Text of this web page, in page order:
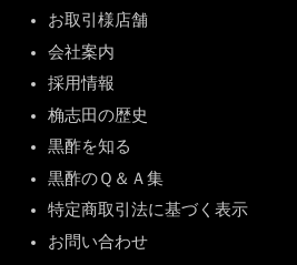
お取引様店舗
会社案内
採用情報
桷志田の歴史
黒酢を知る
黒酢のＱ＆Ａ集
特定商取引法に基づく表示
お問い合わせ